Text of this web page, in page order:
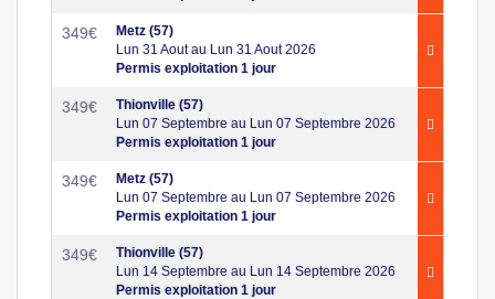
349€
Metz (57)
Lun 31 Aout au Lun 31 Aout 2026
Permis exploitation 1 jour
349€
Thionville (57)
Lun 07 Septembre au Lun 07 Septembre 2026
Permis exploitation 1 jour
349€
Metz (57)
Lun 07 Septembre au Lun 07 Septembre 2026
Permis exploitation 1 jour
349€
Thionville (57)
Lun 14 Septembre au Lun 14 Septembre 2026
Permis exploitation 1 jour